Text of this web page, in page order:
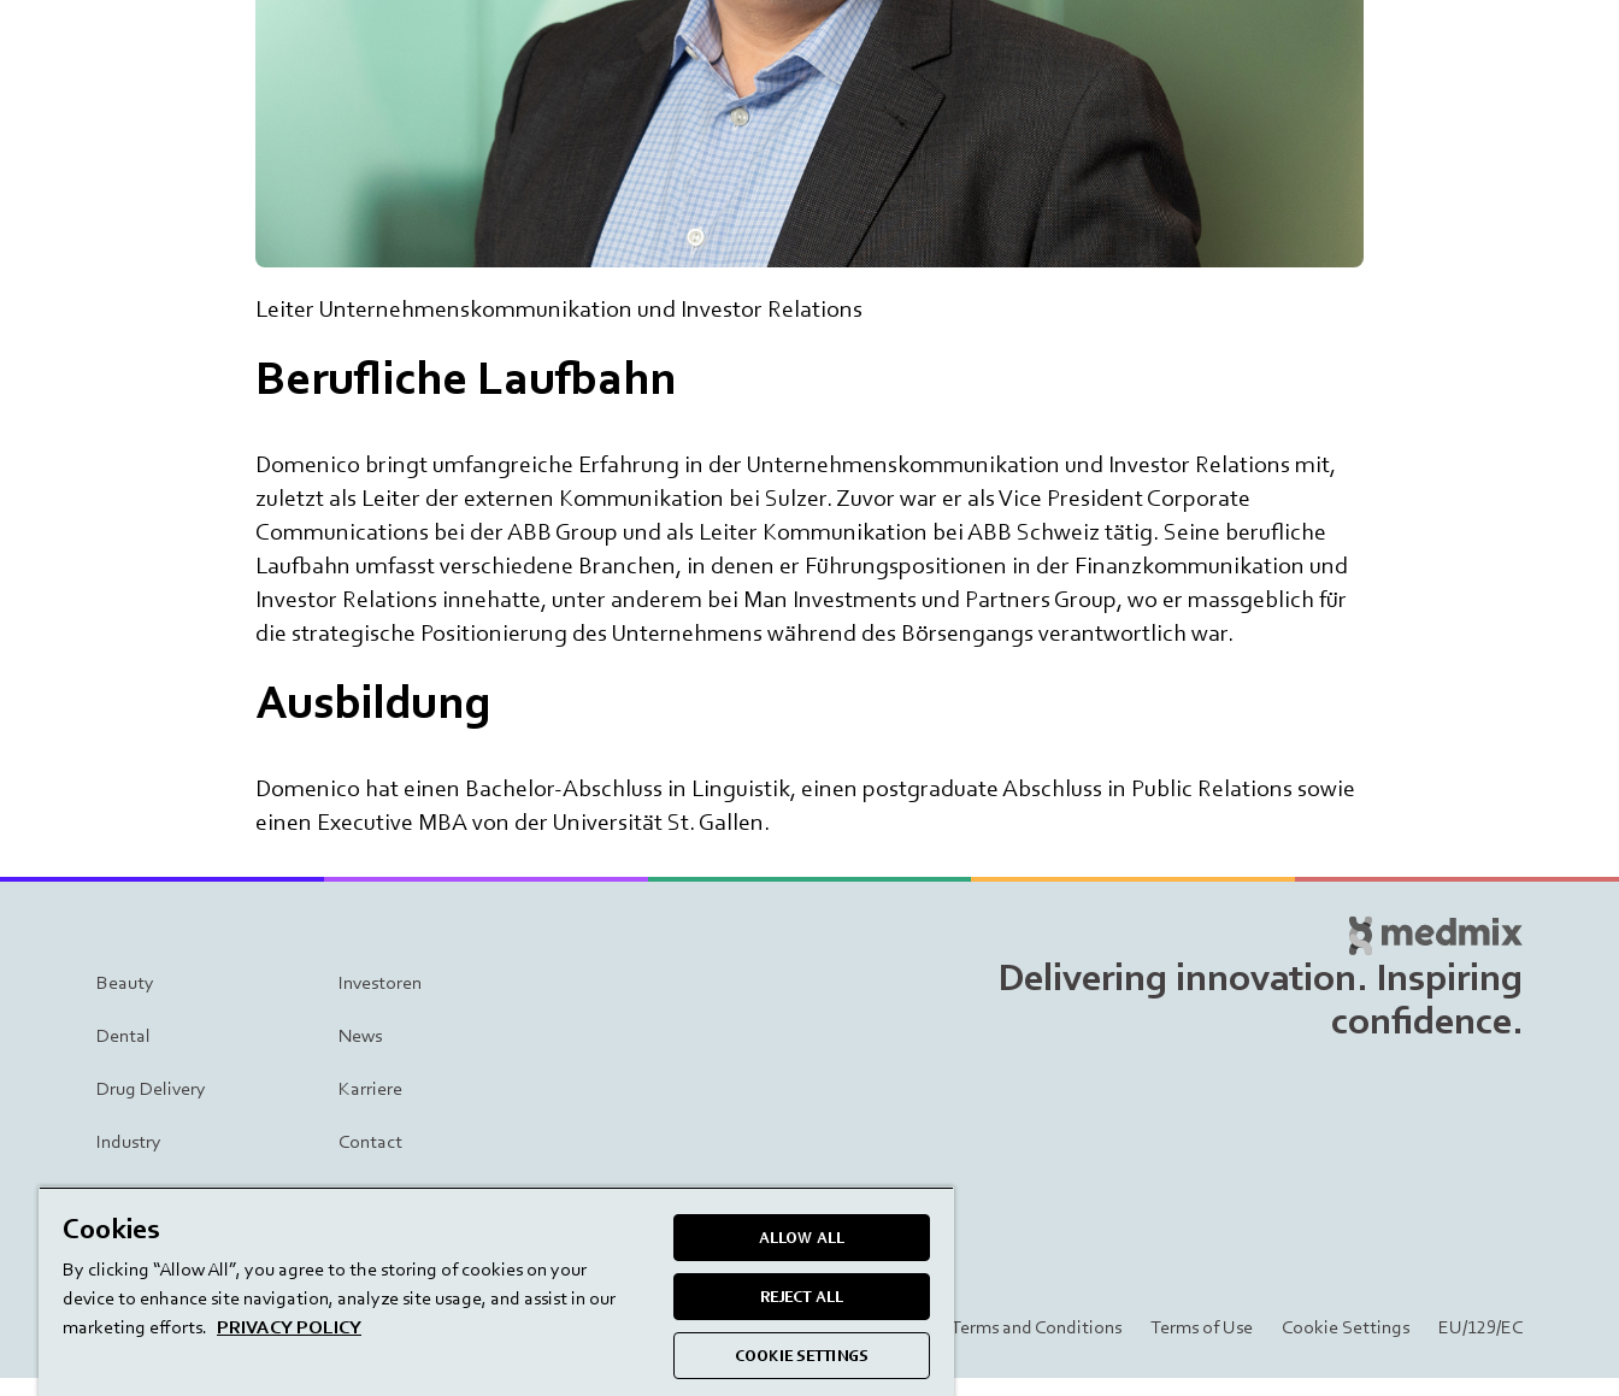
Leiter Unternehmenskommunikation und Investor Relations
Berufliche Laufbahn
Domenico bringt umfangreiche Erfahrung in der Unternehmenskommunikation und Investor Relations mit,
zuletzt als Leiter der externen Kommunikation bei Sulzer. Zuvor war er als Vice President Corporate
Communications bei der ABB Group und als Leiter Kommunikation bei ABB Schweiz tätig. Seine berufliche
Laufbahn umfasst verschiedene Branchen, in denen er Führungspositionen in der Finanzkommunikation und
Investor Relations innehatte, unter anderem bei Man Investments und Partners Group, wo er massgeblich für
die strategische Positionierung des Unternehmens während des Börsengangs verantwortlich war.
Ausbildung
Domenico hat einen Bachelor-Abschluss in Linguistik, einen postgraduate Abschluss in Public Relations sowie
einen Executive MBA von der Universität St. Gallen.
Beauty
Dental
Drug Delivery
Industry
Surgery
Investoren
News
Karriere
Contact
Delivering innovation. Inspiring
confidence.
linkedin
youtube Datenschutzrichtlinie Terms and Conditions Terms of Use Cookie Settings EU/129/EC
Cookies
By clicking “Allow All”, you agree to the storing of cookies on your
device to enhance site navigation, analyze site usage, and assist in our
marketing efforts. PRIVACY POLICY
ALLOW ALL
REJECT ALL
COOKIE SETTINGS